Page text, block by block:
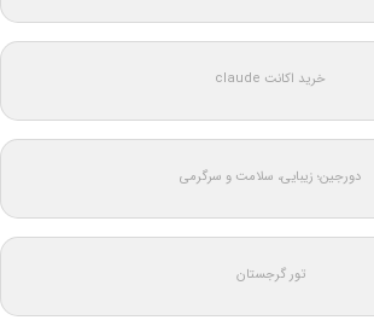
خرید اکانت claude
دورجین؛ زیبایی، سلامت و سرگرمی
تور گرجستان